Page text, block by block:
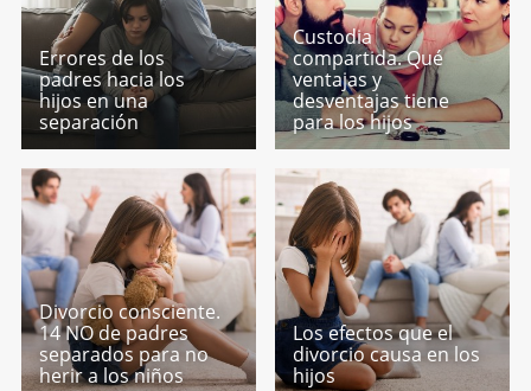
Errores de los
padres hacia los
hijos en una
separación
Custodia
compartida. Qué
ventajas y
desventajas tiene
para los hijos
Divorcio consciente.
14 NO de padres
separados para no
herir a los niños
Los efectos que el
divorcio causa en los
hijos